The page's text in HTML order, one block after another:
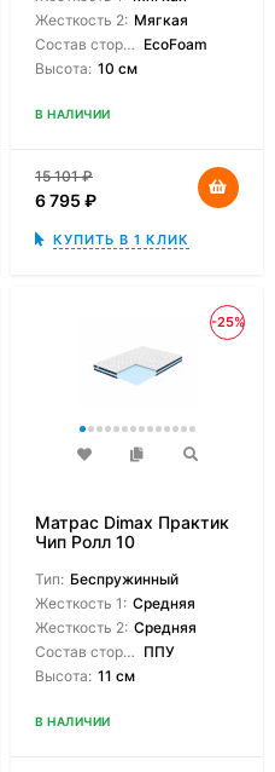
Жесткость 2: Мягкая
Состав сторон: EcoFoam
Высота: 10 см
В НАЛИЧИИ
15 101₽
6 795 ₽
КУПИТЬ В 1 КЛИК
-25%
Матрас Dimax Практик
Чип Ролл 10
Тип: Беспружинный
Жесткость 1: Средняя
Жесткость 2: Средняя
Состав сторон: ППУ
Высота: 11 см
В НАЛИЧИИ